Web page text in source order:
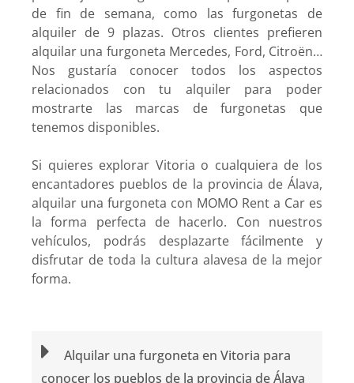
de fin de semana, como las furgonetas de
alquiler de 9 plazas. Otros clientes prefieren
alquilar una furgoneta Mercedes, Ford, Citroën…
Nos gustaría conocer todos los aspectos
relacionados con tu alquiler para poder
mostrarte las marcas de furgonetas que
tenemos disponibles.
Si quieres explorar Vitoria o cualquiera de los
encantadores pueblos de la provincia de Álava,
alquilar una furgoneta con MOMO Rent a Car es
la forma perfecta de hacerlo. Con nuestros
vehículos, podrás desplazarte fácilmente y
disfrutar de toda la cultura alavesa de la mejor
forma.
Alquilar una furgoneta en Vitoria para
conocer los pueblos de la provincia de Álava